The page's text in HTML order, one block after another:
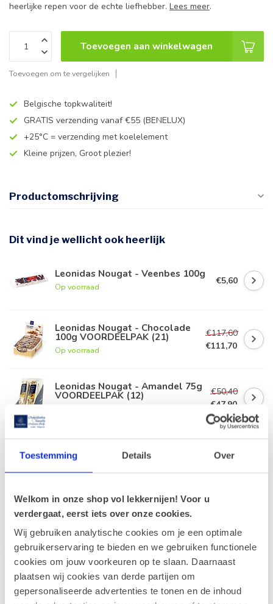
Toestemming Details Over
Welkom in onze shop vol lekkernijen! Voor u
verdergaat, eerst iets over onze cookies.
Wij gebruiken analytische cookies om je een optimale
gebruikerservaring te bieden en we gebruiken functionele
cookies om jouw voorkeuren op te slaan. Daarnaast
plaatsen wij cookies van derde partijen om
gepersonaliseerde advertenties te tonen en de inhoud
heerlijke repen voor de echte liefhebber. Lees meer.
Toevoegen aan winkelwagen
Toevoegen om te vergelijken
Belgische topkwaliteit!
GRATIS verzending vanaf €55 (BENELUX)
+25°C = verzending met koelelement
Kleine prijzen, Groot plezier!
Productomschrijving
Dit vind je wellicht ook heerlijk
Leonidas Nougat - Veenbes 100g
Op voorraad
€5,60
Leonidas Nougat - Chocolade
100g VOORDEELPAK (21)
Op voorraad
€117,60
€111,70
Leonidas Nougat - Amandel 75g
VOORDEELPAK (12)
€50,40
€47,90
Leonidas Nougat - Amandel 75g
Op voorraad
€4,20
Recent bekeken
-5%